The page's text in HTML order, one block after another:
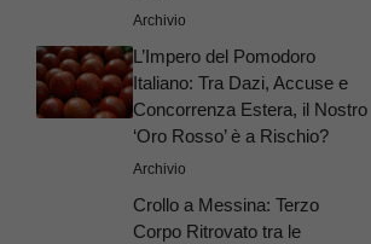
Archivio
L’Impero del Pomodoro
Italiano: Tra Dazi, Accuse e
Concorrenza Estera, il Nostro
‘Oro Rosso’ è a Rischio?
Archivio
Crollo a Messina: Terzo
Corpo Ritrovato tra le